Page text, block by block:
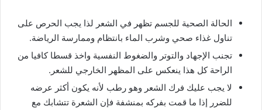
الحالة الصحية للجسم تظهر في الشعر لذا يجب الحرص على
تناول غذاء صحي وشرب الماء بانتظام وممارسة الرياضة.
تجنب الإجهاد والتوتر والضغوط النفسية واخذ قسطا كافيا من
الراحة كل هذا ينعكس على المظهر الخارجي للشعر.
لا يجب عليك فرك الشعر وهو رطب لأنه يكون أكثر عرضه
للضرر إذا ما قمت بفركه بمنشفة فإن الشعرة تتشابك مع